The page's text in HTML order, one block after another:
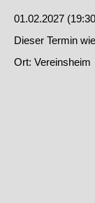
01.02.2027
Dieser Termin
Ort: Vereinsheim